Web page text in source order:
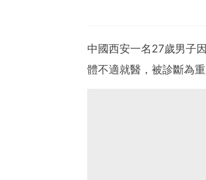
中國西安一名27歲男子
體不適就醫，被診斷為